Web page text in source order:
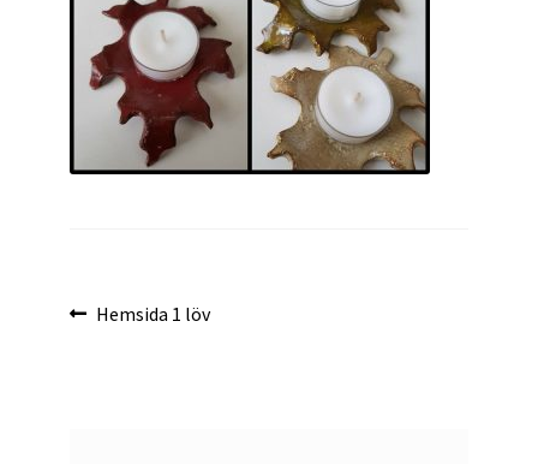
Inläggsnavigering
Föregående
Hemsida 1 löv